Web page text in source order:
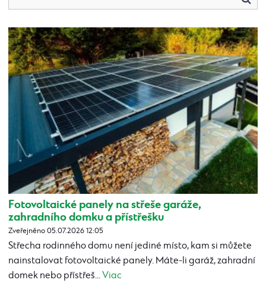
Fotovoltaické panely na střeše garáže,
zahradního domku a přístřešku
Zveřejněno 05.07.2026 12:05
Střecha rodinného domu není jediné místo, kam si můžete
nainstalovat fotovoltaické panely. Máte-li garáž, zahradní
domek nebo přístřeš...Viac